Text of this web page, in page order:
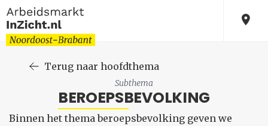
Terug naar hoofdthema
Subthema
BEROEPSBEVOLKING
Binnen het thema beroepsbevolking geven we